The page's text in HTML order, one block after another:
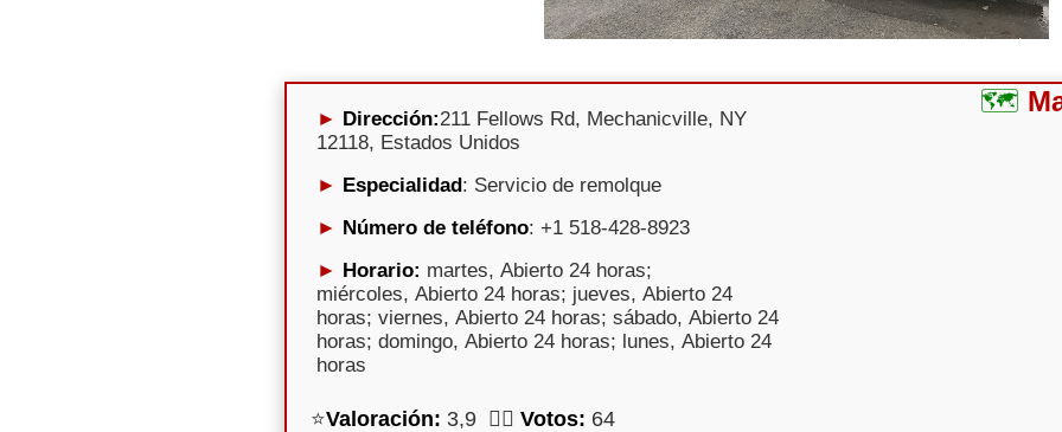
Dirección:211 Fellows Rd, Mechanicville, NY
12118, Estados Unidos
Especialidad: Servicio de remolque
Número de teléfono: +1 518-428-8923
Horario: martes, Abierto 24 horas;
miércoles, Abierto 24 horas; jueves, Abierto 24
horas; viernes, Abierto 24 horas; sábado, Abierto 24
horas; domingo, Abierto 24 horas; lunes, Abierto 24
horas
⭐Valoración: 3,9 🕵️‍♀️ Votos: 64